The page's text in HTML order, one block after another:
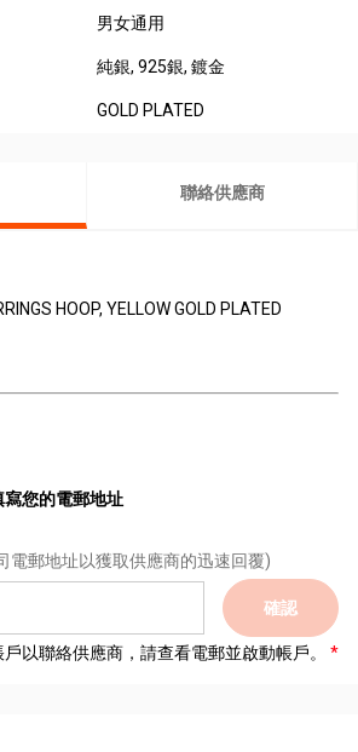
男女通用
純銀, 925銀, 鍍金
GOLD PLATED
聯絡供應商
HOOP, YELLOW GOLD PLATED
寫您的電郵地址
電郵地址以獲取供應商的迅速回覆)
確認
以聯絡供應商，請查看電郵並啟動帳戶。